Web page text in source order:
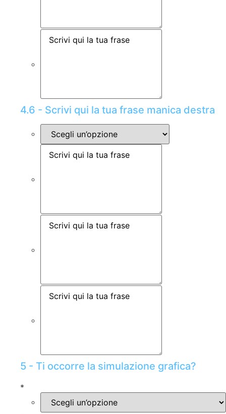
4.6 - Scrivi qui la tua frase manica destra
5 - Ti occorre la simulazione grafica?
*